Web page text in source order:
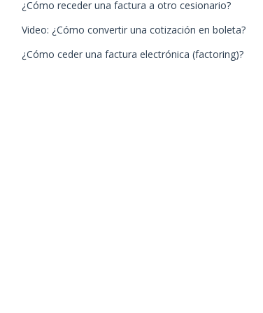
¿Cómo receder una factura a otro cesionario?
Video: ¿Cómo convertir una cotización en boleta?
¿Cómo ceder una factura electrónica (factoring)?